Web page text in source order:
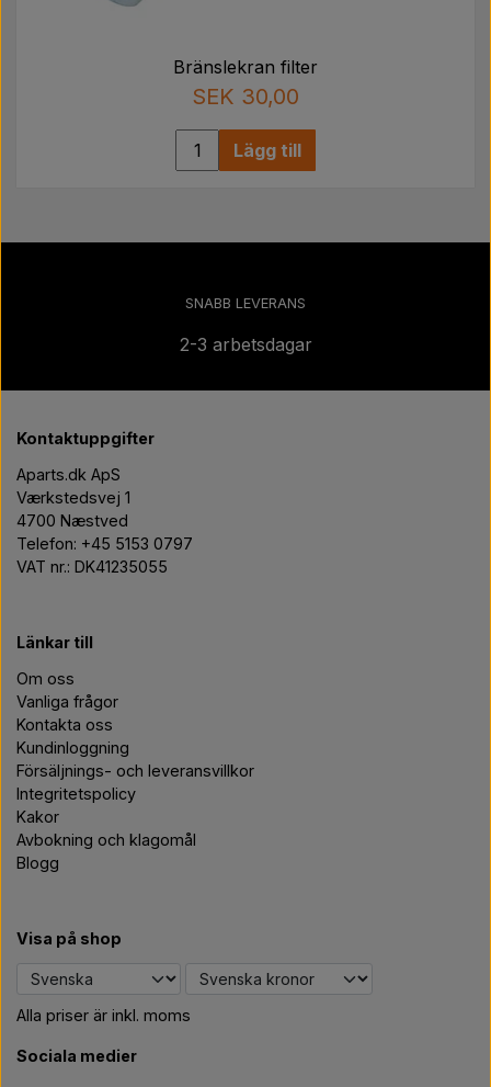
Bränslekran filter
SEK 30,00
Lägg till
SNABB LEVERANS
2-3 arbetsdagar
Kontaktuppgifter
Aparts.dk ApS
Værkstedsvej 1
4700 Næstved
Telefon: +45 5153 0797
VAT nr.: DK41235055
Länkar till
Om oss
Vanliga frågor
Kontakta oss
Kundinloggning
Försäljnings- och leveransvillkor
Integritetspolicy
Kakor
Avbokning och klagomål
Blogg
Visa på shop
Alla priser är inkl. moms
Sociala medier